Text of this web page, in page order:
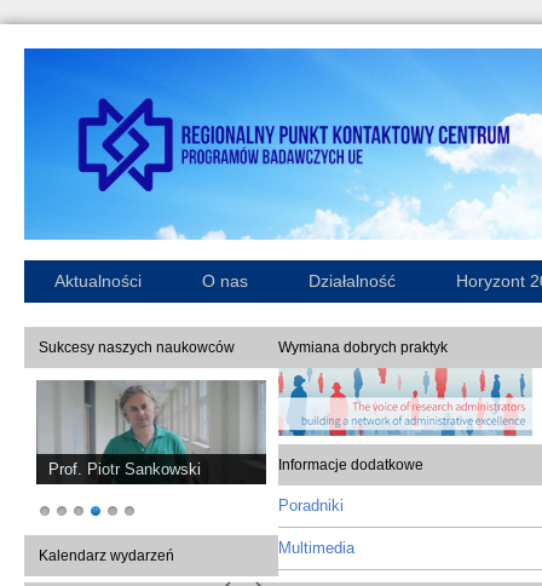
Aktualności O nas Działalność Horyzont
Sukcesy naszych naukowców
Prof. Piotr Sankowski
Kalendarz wydarzeń
Wymiana dobrych praktyk
Informacje dodatkowe
Poradniki
Multimedia